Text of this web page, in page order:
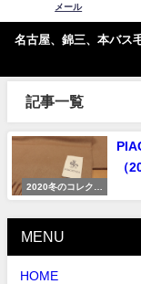
メール
名古屋、錦三、本バス
記事一覧
2020冬のコレクシ
ョン
（
MENU
HOME